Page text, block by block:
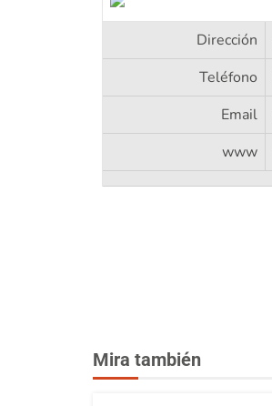
Dirección
Teléfono
Email
www
Mira también